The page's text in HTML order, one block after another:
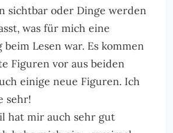
sichtbar oder Dinge werden
was für mich eine
Lesen war. Es kommen
Figuren vor aus beiden
einige neue Figuren. Ich
sehr!
hat mir auch sehr gut